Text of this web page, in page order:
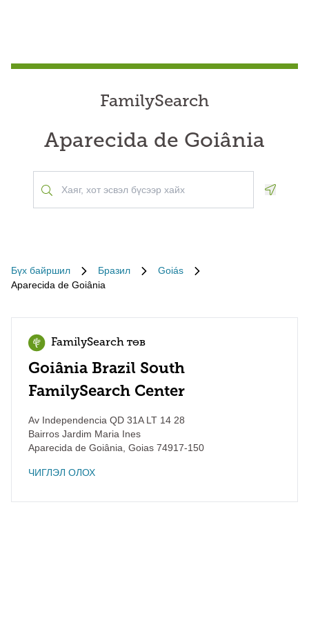
FamilySearch
Aparecida de Goiânia
Бүх байршил Бразил
Goiás
Aparecida de Goiânia
FamilySearch төв
Goiânia Brazil South
FamilySearch Center
Av Independencia QD 31A LT 14 28
Bairros Jardim Maria Ines
Aparecida de Goiânia Goias 74917-150
ЧИГЛЭЛ ОЛОХ